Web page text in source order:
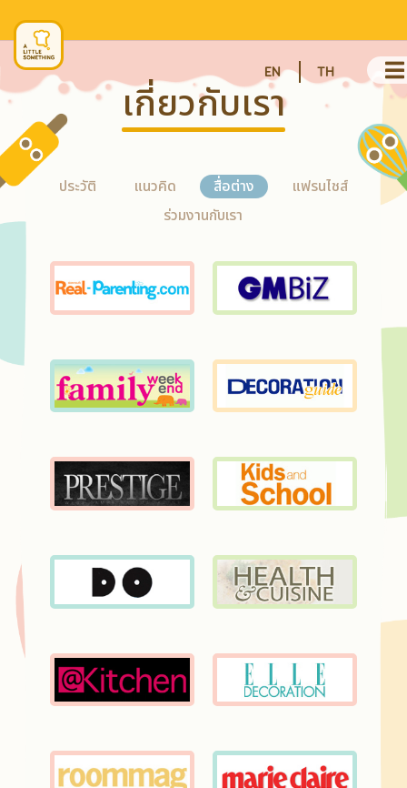
เกี่ยวกับเรา
ประวัติ แนวคิด สื่อต่าง
แฟรนไชส์
ร่วมงานกับเรา
EN TH